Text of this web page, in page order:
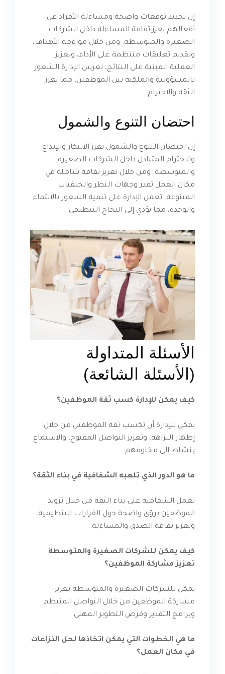
إن تحديد توقعات واضحة ومساءلة الأفراد عن
أفعالهم يعزز ثقافة المساءلة داخل الشركات
الصغيرة والمتوسطة. ومن خلال مواءمة الأهداف،
وتقديم تعليقات منتظمة على الأداء، وتعزيز
العقلية المبنية على النتائج، تغرس الإدارة الشعور
بالمسؤولية والملكية بين الموظفين، مما يعزز
الثقة والاحترام.
احتضان التنوع والشمول
إن احتضان التنوع والشمول يعزز الابتكار والإبداع
والاحترام المتبادل داخل الشركات الصغيرة
والمتوسطة. ومن خلال تعزيز ثقافة شاملة في
مكان العمل تقدر وجهات النظر والخلفيات
المتنوعة، تعمل الإدارة على تنمية الشعور بالانتماء
والوحدة، مما يؤدي إلى النجاح التنظيمي.
الأسئلة المتداولة
(الأسئلة الشائعة)
كيف يمكن للإدارة كسب ثقة الموظفين؟
يمكن للإدارة أن تكسب ثقة الموظفين من خلال
إظهار النزاهة، وتعزيز التواصل المفتوح، والاستماع
بنشاط إلى مخاوفهم.
ما هو الدور الذي تلعبه الشفافية في بناء الثقة؟
تعمل الشفافية على بناء الثقة من خلال تزويد
الموظفين برؤى واضحة حول القرارات التنظيمية،
وتعزيز ثقافة الصدق والمساءلة.
كيف يمكن للشركات الصغيرة والمتوسطة
تعزيز مشاركة الموظفين؟
يمكن للشركات الصغيرة والمتوسطة تعزيز
مشاركة الموظفين من خلال التواصل المنتظم
وبرامج التقدير وفرص التطوير المهني.
ما هي الخطوات التي يمكن اتخاذها لحل النزاعات
في مكان العمل؟